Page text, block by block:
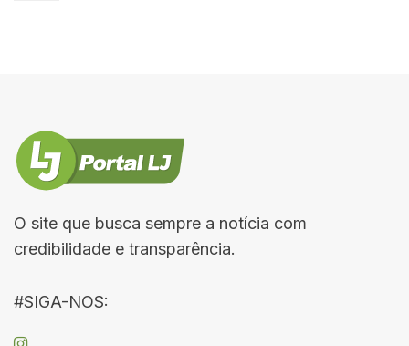
O site que busca sempre a notícia com
credibilidade e transparência.
#SIGA-NOS: